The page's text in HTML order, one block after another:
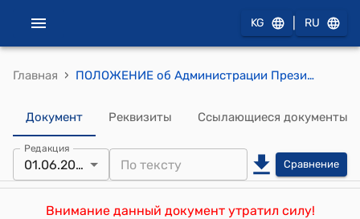
KG RU
Главная › ПОЛОЖЕНИЕ об Администрации Президента Кыргызской Республики (Утверждено Указом Президента Кыргызской Республики от 2 марта 1996 года N УП-28)
Документ Реквизиты Ссылающиеся документы
Редакция
01.06.2004 Сравнение
Внимание данный документ утратил силу!